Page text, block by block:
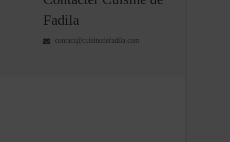
Fadila
contact@cuisinedefadila.com